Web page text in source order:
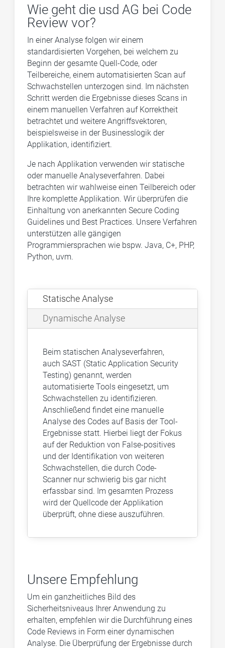
Wie geht die usd AG bei Code
Review vor?
In einer Analyse folgen wir einem
standardisierten Vorgehen, bei welchem zu
Beginn der gesamte Quell-Code, oder
Teilbereiche, einem automatisierten Scan auf
Schwachstellen unterzogen sind. Im nächsten
Schritt werden die Ergebnisse dieses Scans in
einem manuellen Verfahren auf Korrektheit
betrachtet und weitere Angriffsvektoren,
beispielsweise in der Businesslogik der
Applikation, identifiziert.
Je nach Applikation verwenden wir statische
oder manuelle Analyseverfahren. Dabei
betrachten wir wahlweise einen Teilbereich oder
Ihre komplette Applikation. Wir überprüfen die
Einhaltung von anerkannten Secure Coding
Guidelines und Best Practices. Unsere Verfahren
unterstützen alle gängigen
Programmiersprachen wie bspw. Java, C+, PHP,
Python, uvm.
Statische Analyse
Dynamische Analyse
Beim statischen Analyseverfahren,
auch SAST (Static Application Security
Testing) genannt, werden
automatisierte Tools eingesetzt, um
Schwachstellen zu identifizieren.
Anschließend findet eine manuelle
Analyse des Codes auf Basis der Tool-
Ergebnisse statt. Hierbei liegt der Fokus
auf der Reduktion von False-positives
und der Identifikation von weiteren
Schwachstellen, die durch Code-
Scanner nur schwierig bis gar nicht
erfassbar sind. Im gesamten Prozess
wird der Quellcode der Applikation
überprüft, ohne diese auszuführen.
Unsere Empfehlung
Um ein ganzheitliches Bild des
Sicherheitsniveaus Ihrer Anwendung zu
erhalten, empfehlen wir die Durchführung eines
Code Reviews in Form einer dynamischen
Analyse. Die Überprüfung der Ergebnisse durch